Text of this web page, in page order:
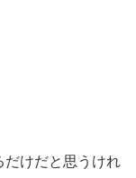
だけだと思うけれ